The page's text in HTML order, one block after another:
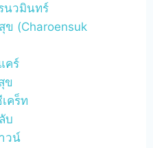
นวมินทร์
ข (Charoensuk
คร์
ข
คร็ท
บ
วน์